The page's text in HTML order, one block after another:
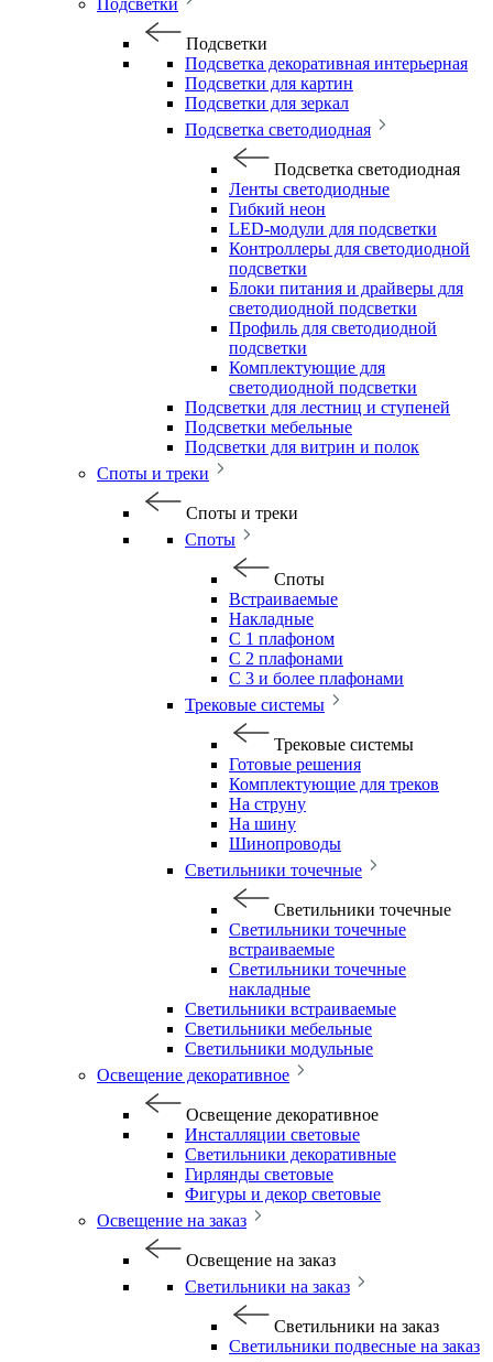
Подсветки
Подсветки
Подсветка декоративная интерьерная
Подсветки для картин
Подсветки для зеркал
Подсветка светодиодная
Подсветка светодиодная
Ленты светодиодные
Гибкий неон
LED-модули для подсветки
Контроллеры для светодиодной
подсветки
Блоки питания и драйверы для
светодиодной подсветки
Профиль для светодиодной
подсветки
Комплектующие для
светодиодной подсветки
Подсветки для лестниц и ступеней
Подсветки мебельные
Подсветки для витрин и полок
Споты и треки
Споты и треки
Споты
Споты
Встраиваемые
Накладные
С 1 плафоном
С 2 плафонами
С 3 и более плафонами
Трековые системы
Трековые системы
Готовые решения
Комплектующие для треков
На струну
На шину
Шинопроводы
Светильники точечные
Светильники точечные
Светильники точечные
встраиваемые
Светильники точечные
накладные
Светильники встраиваемые
Светильники мебельные
Светильники модульные
Освещение декоративное
Освещение декоративное
Инсталляции световые
Светильники декоративные
Гирлянды световые
Фигуры и декор световые
Освещение на заказ
Освещение на заказ
Светильники на заказ
Светильники на заказ
Светильники подвесные на заказ